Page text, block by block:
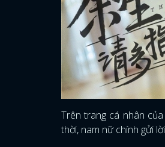
Trên trang cá nhân
thời, nam nữ chính gửi